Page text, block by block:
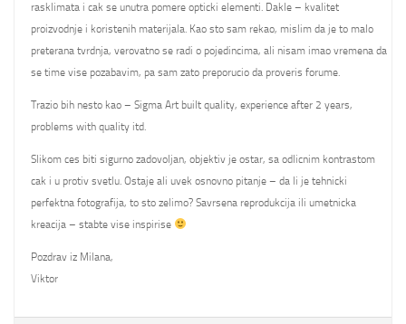
rasklimata i cak se unutra pomere opticki elementi. Dakle – kvalitet
proizvodnje i koristenih materijala. Kao sto sam rekao, mislim da je to malo
preterana tvrdnja, verovatno se radi o pojedincima, ali nisam imao vremena da
se time vise pozabavim, pa sam zato preporucio da proveris forume.
Trazio bih nesto kao – Sigma Art built quality, experience after 2 years,
problems with quality itd.
Slikom ces biti sigurno zadovoljan, objektiv je ostar, sa odlicnim kontrastom
cak i u protiv svetlu. Ostaje ali uvek osnovno pitanje – da li je tehnicki
perfektna fotografija, to sto zelimo? Savrsena reprodukcija ili umetnicka
kreacija – stabte vise inspirise
Pozdrav iz Milana,
Viktor